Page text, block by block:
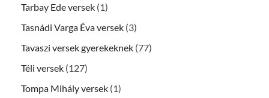
Tarbay Ede versek (1)
Tasnádi Varga Éva versek (3)
Tavaszi versek gyerekeknek (77)
Téli versek (127)
Tompa Mihály versek (1)